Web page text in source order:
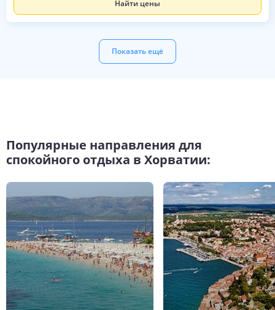
Найти цены
Показать ещё
Популярные направления для
спокойного отдыха в Хорватии: